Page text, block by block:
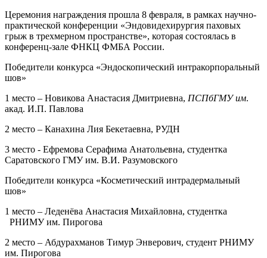
Церемония награждения прошла 8 февраля, в рамках научно-
практической конференции «Эндовидехирургия паховых
грыж в трехмерном пространстве», которая состоялась в
конференц-зале ФНКЦ ФМБА России.
Победители конкурса «Эндоскопический интракорпоральный
шов»
1 место – Новикова Анастасия Дмитриевна, ПСПбГМУ им.
акад. И.П. Павлова
2 место – Канахина Лия Бекетаевна, РУДН
3 место - Ефремова Серафима Анатольевна, студентка
Саратовского ГМУ им. В.И. Разумовского
Победители конкурса «Косметический интрадермальный
шов»
1 место – Леденёва Анастасия Михайловна, студентка
РНИМУ им. Пирогова
2 место – Абдурахманов Тимур Энверович, студент РНИМУ
им. Пирогова